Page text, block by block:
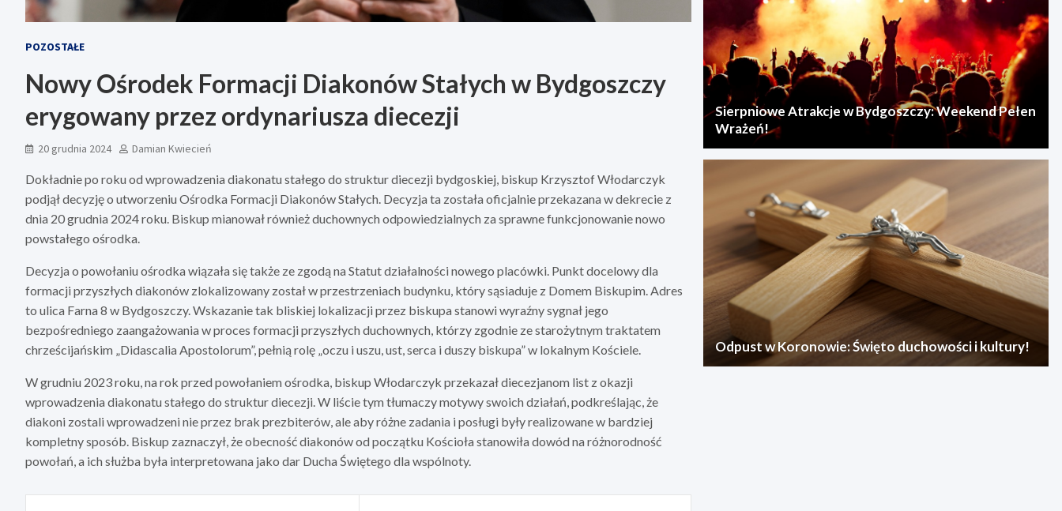
POZOSTAŁE
Nowy Ośrodek Formacji Diakonów Stałych w Bydgoszczy
erygowany przez ordynariusza diecezji
20 grudnia 2024 Damian Kwiecień
Dokładnie po roku od wprowadzenia diakonatu stałego do struktur diecezji bydgoskiej, biskup Krzysztof Włodarczyk
podjął decyzję o utworzeniu Ośrodka Formacji Diakonów Stałych. Decyzja ta została oficjalnie przekazana w dekrecie z
dnia 20 grudnia 2024 roku. Biskup mianował również duchownych odpowiedzialnych za sprawne funkcjonowanie nowo
powstałego ośrodka.
Decyzja o powołaniu ośrodka wiązała się także ze zgodą na Statut działalności nowego placówki. Punkt docelowy dla
formacji przyszłych diakonów zlokalizowany został w przestrzeniach budynku, który sąsiaduje z Domem Biskupim. Adres
to ulica Farna 8 w Bydgoszczy. Wskazanie tak bliskiej lokalizacji przez biskupa stanowi wyraźny sygnał jego
bezpośredniego zaangażowania w proces formacji przyszłych duchownych, którzy zgodnie ze starożytnym traktatem
chrześcijańskim „Didascalia Apostolorum”, pełnią rolę „oczu i uszu, ust, serca i duszy biskupa” w lokalnym Kościele.
W grudniu 2023 roku, na rok przed powołaniem ośrodka, biskup Włodarczyk przekazał diecezjanom list z okazji
wprowadzenia diakonatu stałego do struktur diecezji. W liście tym tłumaczy motywy swoich działań, podkreślając, że
diakoni zostali wprowadzeni nie przez brak prezbiterów, ale aby różne zadania i posługi były realizowane w bardziej
kompletny sposób. Biskup zaznaczył, że obecność diakonów od początku Kościoła stanowiła dowód na różnorodność
powołań, a ich służba była interpretowana jako dar Ducha Świętego dla wspólnoty.
Sierpniowe Atrakcje w Bydgoszczy: Weekend Pełen
Wrażeń!
Odpust w Koronowie: Święto duchowości i kultury!